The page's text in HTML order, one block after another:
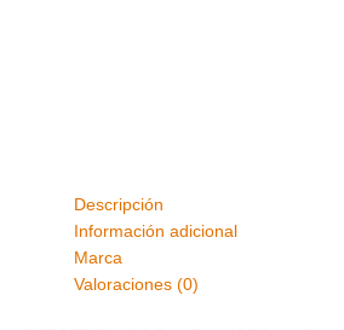
Descripción
Información adicional
Marca
Valoraciones (0)